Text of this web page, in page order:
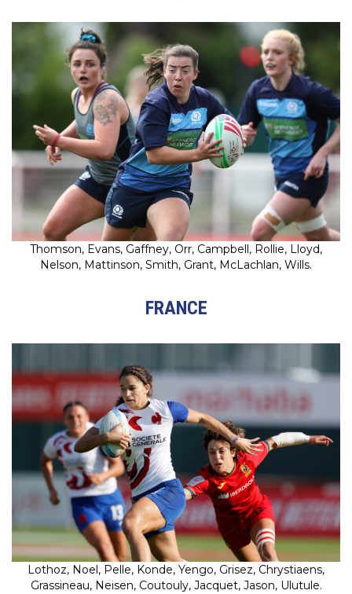
Thomson, Evans, Gaffney, Orr, Campbell, Rollie, Lloyd,
Nelson, Mattinson, Smith, Grant, McLachlan, Wills.
FRANCE
Lothoz, Noel, Pelle, Konde, Yengo, Grisez, Chrystiaens,
Grassineau, Neisen, Coutouly, Jacquet, Jason, Ulutule.